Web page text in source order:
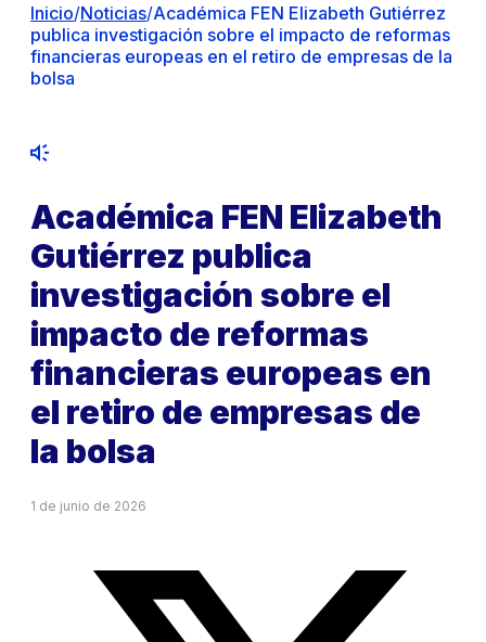
Inicio/Noticias/Académica FEN Elizabeth Gutiérrez
publica investigación sobre el impacto de reformas
financieras europeas en el retiro de empresas de la
bolsa
Académica FEN Elizabeth
Gutiérrez publica
investigación sobre el
impacto de reformas
financieras europeas en
el retiro de empresas de
la bolsa
1 de junio de 2026